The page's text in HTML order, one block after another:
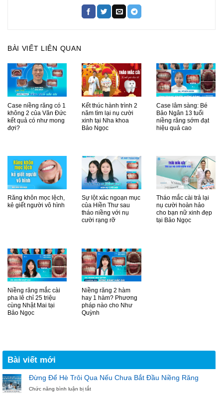
BÀI VIẾT LIÊN QUAN
Case niềng răng có 1
không 2 của Văn Đức
kết quả có như mong
đợi?
Kết thúc hành trình 2
năm tìm lại nụ cười
xinh tại Nha khoa
Bảo Ngọc
Case lâm sàng: Bé
Bảo Ngân 13 tuổi
niềng răng sớm đạt
hiệu quả cao
Răng khôn mọc lệch,
kẻ giết người vô hình
Sự lột xác ngoạn mục
của Hiền Thư sau
tháo niềng với nụ
cười rạng rỡ
Tháo mắc cài trả lại
nụ cười hoàn hảo
cho bạn nữ xinh đẹp
tại Bảo Ngọc
Niềng răng mắc cài
pha lê chỉ 25 triệu
cùng Nhật Mai tại
Bảo Ngọc
Niềng răng 2 hàm
hay 1 hàm? Phương
pháp nào cho Như
Quỳnh
Bài viết mới
Đừng Để Hè Trôi Qua Nếu Chưa Bắt Đầu Niềng Răng
Chức năng bình luận bị tắtở